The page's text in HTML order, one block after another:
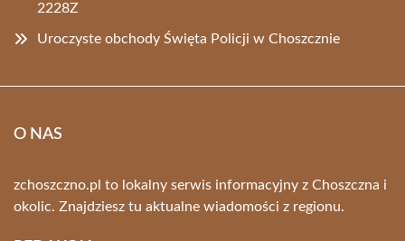
2228Z
Uroczyste obchody Święta Policji w Choszcznie
O NAS
zchoszczno.pl to lokalny serwis informacyjny z Choszczna i
okolic. Znajdziesz tu aktualne wiadomości z regionu.